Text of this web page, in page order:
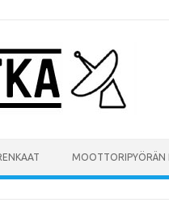
MOOTTORIPYÖRÄN